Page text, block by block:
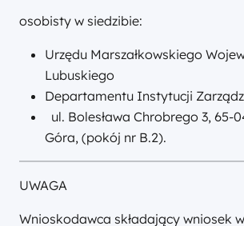
osobisty w siedzibie:
Urzędu Marszałkowskiego
Lubuskiego
Departamentu Instytucji
ul. Bolesława Chrobrego 3, 65-
Góra, (pokój nr B.2).
UWAGA
Wnioskodawca składający wniosek